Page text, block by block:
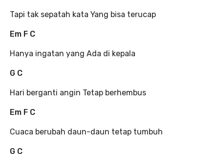
Tapi tak sepatah kata Yang bisa terucap
Em F C
Hanya ingatan yang Ada di kepala
G C
Hari berganti angin Tetap berhembus
Em F C
Cuaca berubah daun-daun tetap tumbuh
G C